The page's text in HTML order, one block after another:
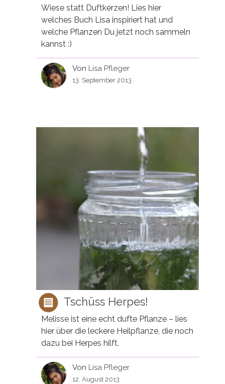
Wiese statt Duftkerzen! Lies hier
welches Buch Lisa inspiriert hat und
welche Pflanzen Du jetzt noch sammeln
kannst :)
Von Lisa Pfleger
13. September 2013
Tschüss Herpes!
Melisse ist eine echt dufte Pflanze – lies
hier über die leckere Heilpflanze, die noch
dazu bei Herpes hilft.
Von Lisa Pfleger
12. August 2013